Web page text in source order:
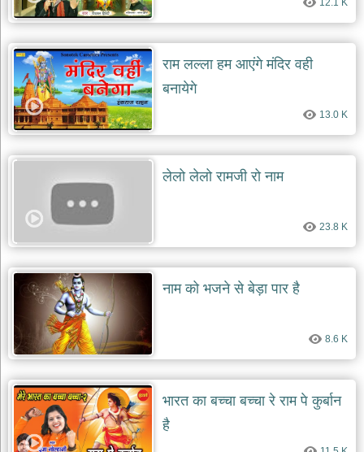
देश
भक्ति
भजन
patriotic
bhajans
खाटू
श्याम
khatu
रानी
सती
दादी
rani
sati
dadi
bhajans
बावा
लाल
दयाल
भजन
bawa
lal
dayal
bhajans
12.1 K
राम लल्ला हम आएंगे मंदिर वही
बनायेगे
13.0 K
लेलो लेलो रामजी रो नाम
23.8 K
नाम को भजने से बेड़ा पार है
8.6 K
भारत का बच्चा बच्चा रे राम पे कुर्बान
है